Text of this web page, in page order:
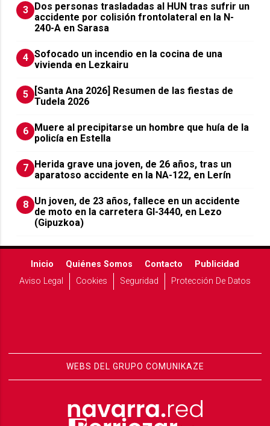
3
​Dos personas trasladadas al HUN tras sufrir un
accidente por colisión frontolateral en la N-
240-A en Sarasa
4 Sofocado un incendio en la cocina de una
vivienda en Lezkairu
5
[Santa Ana 2026] Resumen de las fiestas de
Tudela 2026
6
Muere al precipitarse un hombre que huía de la
policía en Estella
7
Herida grave una joven, de 26 años, tras un
aparatoso accidente en la NA-122, en Lerín
8 Un joven, de 23 años, fallece en un accidente
de moto en la carretera GI-3440, en Lezo
(Gipuzkoa)
Inicio Quiénes Somos Contacto
Publicidad
Aviso Legal
Cookies Seguridad Protección De Datos
WEBS DEL GRUPO COMUNIKAZE